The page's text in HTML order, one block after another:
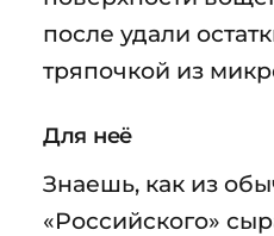
после удали
тряпочкой из
Для неё
Знаешь, как из
«Российского»